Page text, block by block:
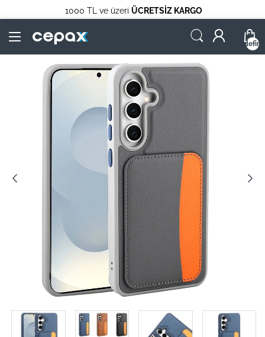
1000 TL ve üzeri ÜCRETSİZ KARGO